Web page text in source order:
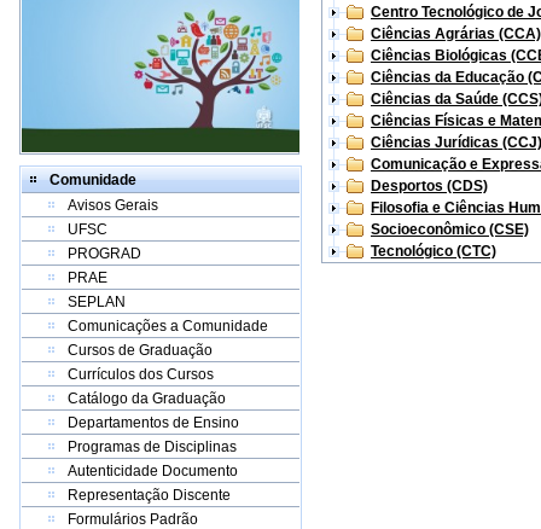
Comunidade
Avisos Gerais
UFSC
PROGRAD
PRAE
SEPLAN
Comunicações a Comunidade
Cursos de Graduação
Currículos dos Cursos
Catálogo da Graduação
Departamentos de Ensino
Programas de Disciplinas
Autenticidade Documento
Representação Discente
Formulários Padrão
Centro Tecnológico de
Ciências Agrárias (CCA)
Ciências Biológicas
Ciências da Educação
Ciências da Saúde
Ciências Físicas e
Ciências Jurídicas (CCJ)
Comunicação e
Desportos (CDS)
Filosofia e Ciências
Socioeconômico (CSE)
Tecnológico (CTC)